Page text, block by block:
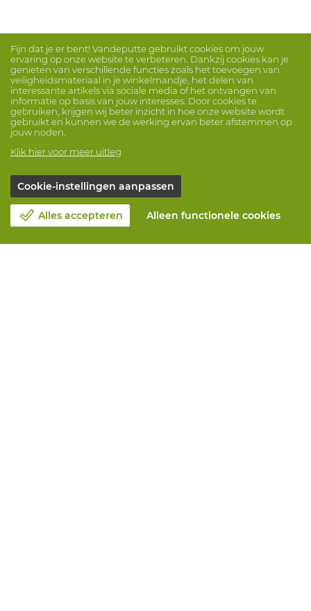
Fijn dat je er bent! Vandeputte gebruikt cookies om jouw
ervaring op onze website te verbeteren. Dankzij cookies kan je
genieten van verschillende functies zoals het toevoegen van
veiligheidsmateriaal in je winkelmandje, het delen van
interessante artikels via sociale media of het ontvangen van
informatie op basis van jouw interesses. Door cookies te
gebruiken, krijgen wij beter inzicht in hoe onze website wordt
gebruikt en kunnen we de werking ervan beter afstemmen op
jouw noden.
Klik hier voor meer uitleg
Cookie-instellingen aanpassen
Alles accepteren Alleen functionele cookies